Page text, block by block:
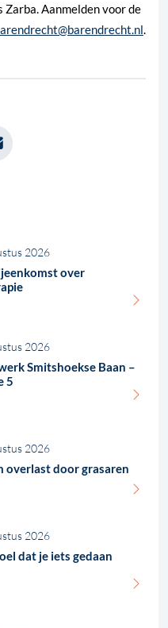
Aanmelden voor de
.
tabblad
in nieuw tabblad
opent in nieuw tabblad
via WhatsApp, opent in nieuw
Deel via Mail, opent in nieuw
over
2026
Smitshoekse Baan –
5
2026
overlast door grasaren
2026
dat je iets gedaan
2026